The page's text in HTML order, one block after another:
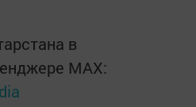
в
MАХ: